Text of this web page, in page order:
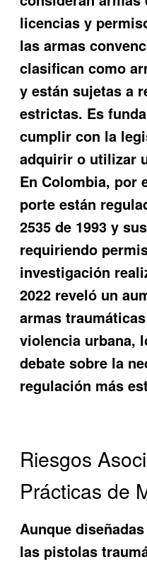
licencias y
las armas
clasifican como
y están sujetas a
estrictas. Es
cumplir con la
adquirir o utilizar
En Colombia, por
porte están
2535 de 1993 y
requiriendo
investigación
2022 reveló un
armas
violencia urbana,
debate sobre la
regulación más
Riesgos
Prácticas de
Aunque
las pistolas